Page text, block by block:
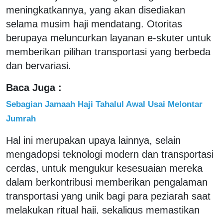
meningkatkannya, yang akan disediakan
selama musim haji mendatang. Otoritas
berupaya meluncurkan layanan e-skuter untuk
memberikan pilihan transportasi yang berbeda
dan bervariasi.
Baca Juga :
Sebagian Jamaah Haji Tahalul Awal Usai Melontar
Jumrah
Hal ini merupakan upaya lainnya, selain
mengadopsi teknologi modern dan transportasi
cerdas, untuk mengukur kesesuaian mereka
dalam berkontribusi memberikan pengalaman
transportasi yang unik bagi para peziarah saat
melakukan ritual haji, sekaligus memastikan